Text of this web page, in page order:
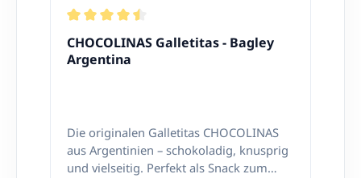
Durchschnittliche Bewertung von 4.5 von 5
CHOCOLINAS Galletitas - Bagley
Argentina
Die originalen Galletitas CHOCOLINAS
aus Argentinien – schokoladig, knusprig
und vielseitig. Perfekt als Snack zum